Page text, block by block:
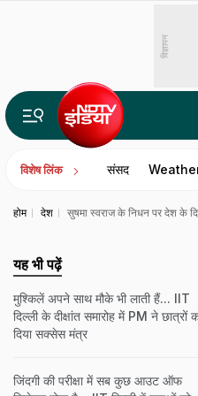
विज्ञापन
विशेष लिंक संसद
होम देश सुषमा स्वराज के निधन पर देश के
यह भी पढ़ें
मुश्किलें अपने साथ मौके भी लाती हैं... IIT
दिल्ली के दीक्षांत समारोह में PM ने छात्रों
दिया सक्सेस मंत्र
जिंदगी की परीक्षा में सब कुछ आउट ऑफ